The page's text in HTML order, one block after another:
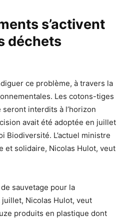
s’activent
déchets
ce problème, à travers la
Les cotons-tiges
interdits à l’horizon
avait été adoptée en juillet
Biodiversité. L’actuel ministre
et solidaire, Nicolas Hulot, veut
sauvetage pour la
Nicolas Hulot, veut
produits en plastique dont